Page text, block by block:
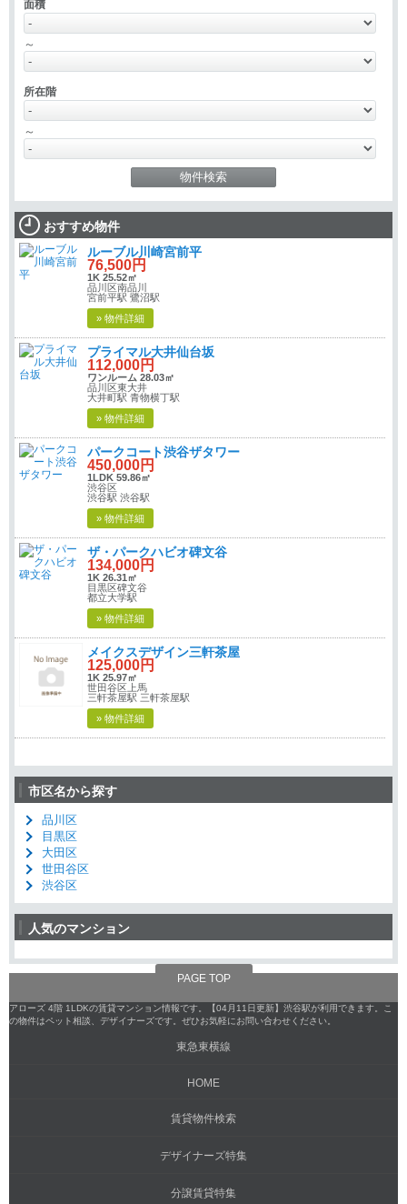
面積
～
所在階
～
おすすめ物件
ルーブル川崎宮前平
76,500円
1K 25.52㎡
品川区南品川
宮前平駅 鷺沼駅
» 物件詳細
プライマル大井仙台坂
112,000円
ワンルーム 28.03㎡
品川区東大井
大井町駅 青物横丁駅
» 物件詳細
パークコート渋谷ザタワー
450,000円
1LDK 59.86㎡
渋谷区
渋谷駅 渋谷駅
» 物件詳細
ザ・パークハビオ碑文谷
134,000円
1K 26.31㎡
目黒区碑文谷
都立大学駅
» 物件詳細
メイクスデザイン三軒茶屋
125,000円
1K 25.97㎡
世田谷区上馬
三軒茶屋駅 三軒茶屋駅
» 物件詳細
市区名から探す
品川区
目黒区
大田区
世田谷区
渋谷区
人気のマンション
PAGE TOP
アローズ 4階 1LDKの賃貸マンション情報です。【04月11日更新】渋谷駅が利用できます。こ
の物件はペット相談、デザイナーズです。ぜひお気軽にお問い合わせください。
東急東横線
HOME
賃貸物件検索
デザイナーズ特集
分譲賃貸特集